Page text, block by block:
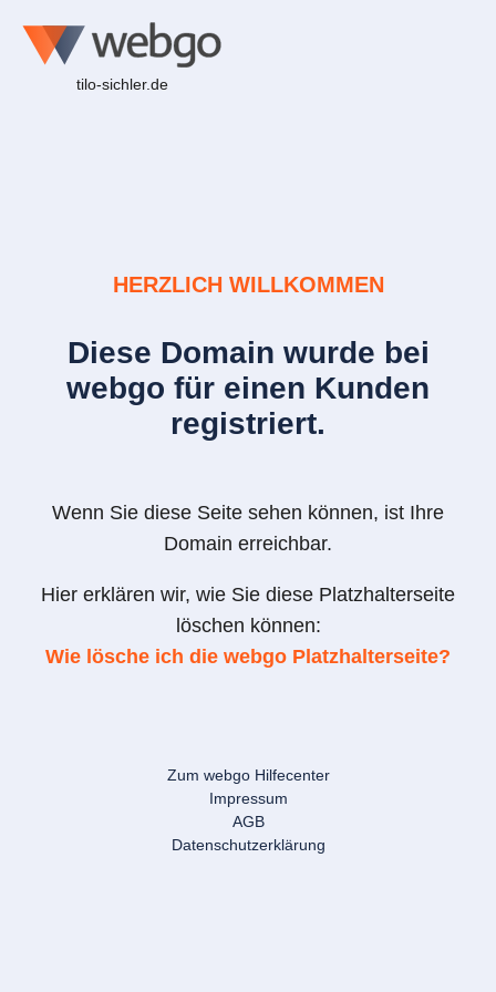
tilo-sichler.de
HERZLICH WILLKOMMEN
Diese Domain wurde bei
webgo für einen Kunden
registriert.
Wenn Sie diese Seite sehen können, ist Ihre
Domain erreichbar.
Hier erklären wir, wie Sie diese Platzhalterseite
löschen können:
Wie lösche ich die webgo Platzhalterseite?
Zum webgo Hilfecenter
Impressum
AGB
Datenschutzerklärung